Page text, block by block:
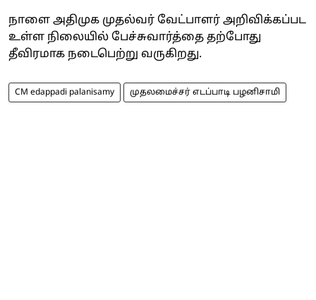
நாளை அதிமுக முதல்வர் வேட்பாளர் அறிவிக்கப்பட
உள்ள நிலையில் பேச்சுவார்த்தை தற்போது
தீவிரமாக நடைபெற்று வருகிறது.
CM edappadi palanisamy முதலமைச்சர் எடப்பாடி பழனிசாமி